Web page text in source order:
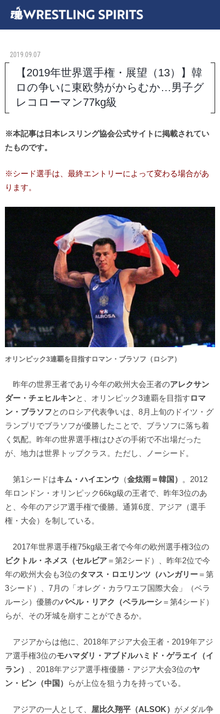
2019.09.07
【2019年世界選手権・展望（13）】韓
ロの争いに東欧勢がからむか…男子グ
レコローマン77kg級
※本記事は日本レスリング協会公式サイトに掲載されてい
たものです。
※シード選手は、最終エントリーによって変わる場合があ
ります。
オリンピック3連覇を目指すロマン・ブラソフ（ロシア）
昨年の世界王者であり今年の欧州大会王者のアレクサン
ダー・チェヒルキンと、オリンピック3連覇を目指す ロマ
ン・ブラソフとのロシア代表争いは、8月上旬のドイツ・グ
ランプリでブラソフが優勝したことで、ブラソフに落ち着
く気配。昨年の世界選手権はひざの手術で不出場だった
が、地力は世界トップクラス。ただし、ノーシード。
第1シードはキム・ハイエンウ （金炫雨＝韓国）
。2012
年ロンドン・オリンピック66kg級の王者で、昨年3位のあ
と、今年のアジア選手権で優勝。通算6度、アジア（選手
権・大会）を制している。
2017年世界選手権75kg級王者で今年の欧州選手権3位の
ビクトル・ネメス（セルビア ＝第2シード）、昨年2位で今
年の欧州大会も3位のタマス・ロエリンツ（ハンガリー ＝第
3シード）、7月の「オレグ・カラワエフ国際大会」（ベラ
ルーシ）優勝のパベル・リアク（ベラルーシ ＝第4シード）
らが、その牙城を崩すことができるか。
アジアからは他に、2018年アジア大会王者・2019年アジ
ア選手権3位のモハマダリ・アブドルハミド・ゲラエイ（イ
ラン）
、2018年アジア選手権優勝・アジア大会3位のヤ
ン・ビン（中国）
らが上位を狙う力を持っている。
アジアの一人として、 屋比久翔平（ALSOK） がメダル争